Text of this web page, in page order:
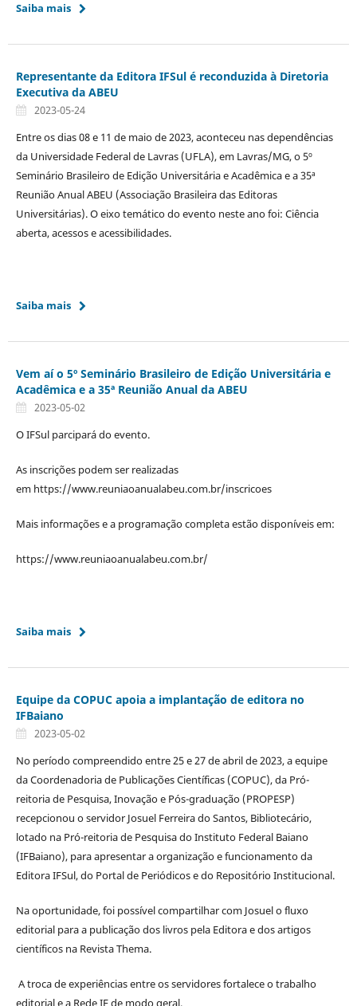
Saiba mais
Representante da Editora IFSul é reconduzida à Diretoria
Executiva da ABEU
2023-05-24
Entre os dias 08 e 11 de maio de 2023, aconteceu nas dependências
da Universidade Federal de Lavras (UFLA), em Lavras/MG, o 5º
Seminário Brasileiro de Edição Universitária e Acadêmica e a 35ª
Reunião Anual ABEU (Associação Brasileira das Editoras
Universitárias). O eixo temático do evento neste ano foi: Ciência
aberta, acessos e acessibilidades.
Saiba mais
Vem aí o 5º Seminário Brasileiro de Edição Universitária e
Acadêmica e a 35ª Reunião Anual da ABEU
2023-05-02
O IFSul parcipará do evento.
As inscrições podem ser realizadas
em https://www.reuniaoanualabeu.com.br/inscricoes
Mais informações e a programação completa estão disponíveis em:
https://www.reuniaoanualabeu.com.br/
Saiba mais
Equipe da COPUC apoia a implantação de editora no
IFBaiano
2023-05-02
No período compreendido entre 25 e 27 de abril de 2023, a equipe
da Coordenadoria de Publicações Científicas (COPUC), da Pró-
reitoria de Pesquisa, Inovação e Pós-graduação (PROPESP)
recepcionou o servidor Josuel Ferreira do Santos, Bibliotecário,
lotado na Pró-reitoria de Pesquisa do Instituto Federal Baiano
(IFBaiano), para apresentar a organização e funcionamento da
Editora IFSul, do Portal de Periódicos e do Repositório Institucional.
Na oportunidade, foi possível compartilhar com Josuel o fluxo
editorial para a publicação dos livros pela Editora e dos artigos
científicos na Revista Thema.
A troca de experiências entre os servidores fortalece o trabalho
editorial e a Rede IF de modo geral.